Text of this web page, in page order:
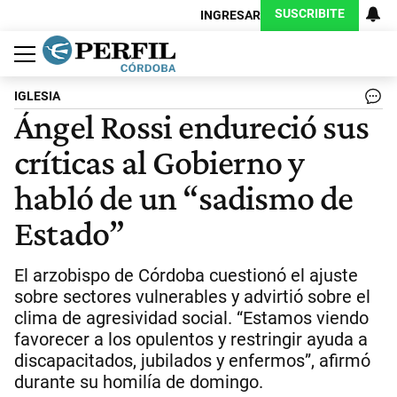
INGRESAR SUSCRIBITE
Política
Economía
Judiciales
Sociedad
Cultura
Espectáculos
Deportes
Protagonistas
IGLESIA
Ángel Rossi endureció sus
críticas al Gobierno y
habló de un “sadismo de
Estado”
El arzobispo de Córdoba cuestionó el ajuste
sobre sectores vulnerables y advirtió sobre el
clima de agresividad social. “Estamos viendo
favorecer a los opulentos y restringir ayuda a
discapacitados, jubilados y enfermos”, afirmó
durante su homilía de domingo.